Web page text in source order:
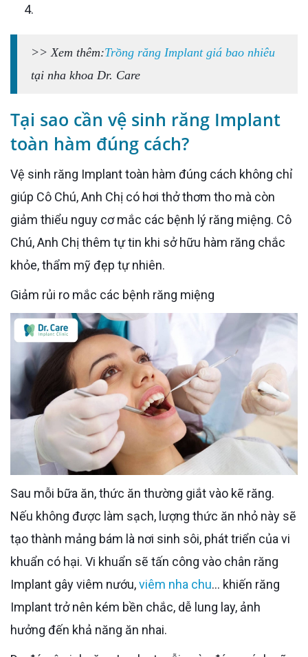
4.
>> Xem thêm:Trồng răng Implant giá bao nhiêu
tại nha khoa Dr. Care
Tại sao cần vệ sinh răng Implant
toàn hàm đúng cách?
Vệ sinh răng Implant toàn hàm đúng cách không chỉ
giúp Cô Chú, Anh Chị có hơi thở thơm tho mà còn
giảm thiểu nguy cơ mắc các bệnh lý răng miệng. Cô
Chú, Anh Chị thêm tự tin khi sở hữu hàm răng chắc
khỏe, thẩm mỹ đẹp tự nhiên.
Giảm rủi ro mắc các bệnh răng miệng
Sau mỗi bữa ăn, thức ăn thường giắt vào kẽ răng.
Nếu không được làm sạch, lượng thức ăn nhỏ này sẽ
tạo thành mảng bám là nơi sinh sôi, phát triển của vi
khuẩn có hại. Vi khuẩn sẽ tấn công vào chân răng
Implant gây viêm nướu,viêm nha chu… khiến răng
Implant trở nên kém bền chắc, dễ lung lay, ảnh
hưởng đến khả năng ăn nhai.